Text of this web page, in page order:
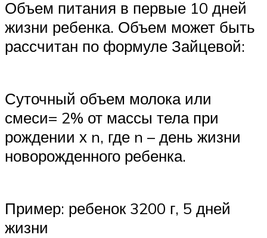
Объем питания в первые 10 дней
жизни ребенка. Объем может быть
рассчитан по формуле Зайцевой:
Суточный объем молока или
смеси= 2% от массы тела при
рождении х n, где n – день жизни
новорожденного ребенка.
Пример: ребенок 3200 г, 5 дней
жизни